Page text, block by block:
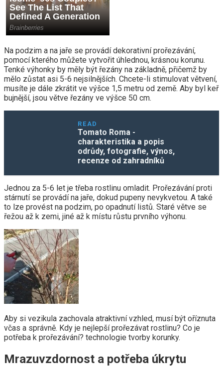
Na podzim a na jaře se provádí dekorativní prořezávání,
pomocí kterého můžete vytvořit úhlednou, krásnou korunu.
Tenké výhonky by měly být řezány na základně, přičemž by
mělo zůstat asi 5-6 nejsilnějších. Chcete-li stimulovat větvení,
musíte je dále zkrátit ve výšce 1,5 metru od země. Aby byl keř
bujnější, jsou větve řezány ve výšce 50 cm.
READ
Tomato Roma -
charakteristika a popis
odrůdy, fotografie, výnos,
recenze od zahradníků
Jednou za 5-6 let je třeba rostlinu omladit. Prořezávání proti
stárnutí se provádí na jaře, dokud pupeny nevykvetou. A také
to lze provést na podzim, po opadnutí listů. Staré větve se
řežou až k zemi, jiné až k místu růstu prvního výhonu.
Aby si vezikula zachovala atraktivní vzhled, musí být oříznuta
včas a správně. Kdy je nejlepší prořezávat rostlinu? Co je
potřeba k prořezávání? technologie tvorby korunky.
Mrazuvzdornost a potřeba úkrytu